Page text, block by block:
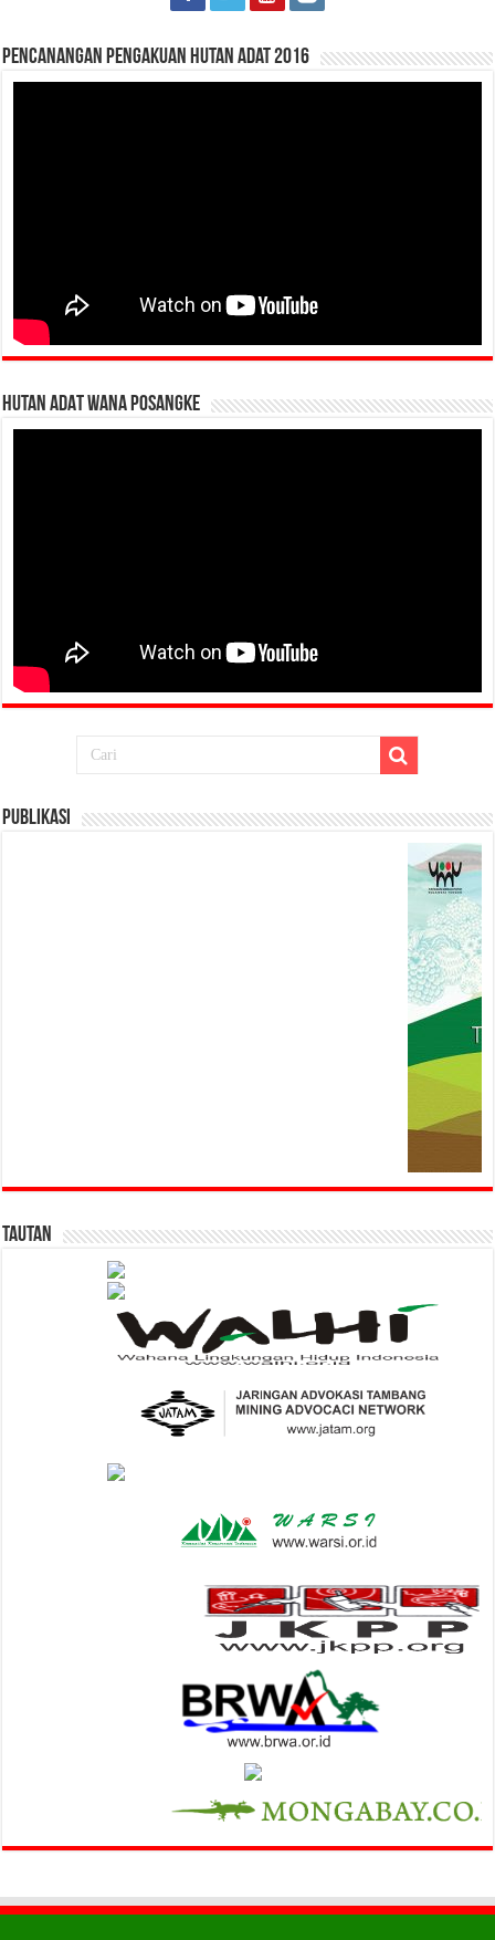
Pencanangan Pengakuan Hutan Adat 2016
HUTAN ADAT WANA POSANGKE
Publikasi
Tautan